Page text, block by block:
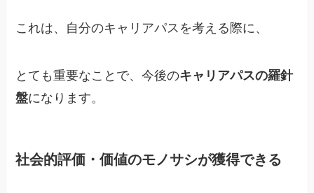
これは、自分のキャリアパスを考える際に、
とても重要なことで、今後のキャリアパスの羅針
盤になります。
社会的評価・価値のモノサシが獲得できる